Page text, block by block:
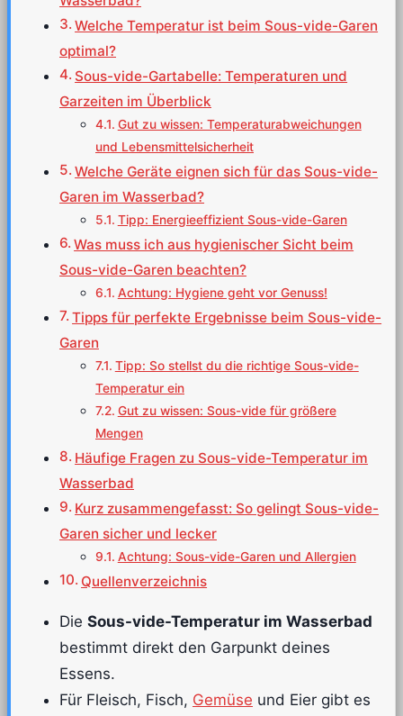
Welche Temperatur ist beim Sous-vide-Garen
optimal?
Sous-vide-Gartabelle: Temperaturen und
Garzeiten im Überblick
Gut zu wissen: Temperaturabweichungen
und Lebensmittelsicherheit
Welche Geräte eignen sich für das Sous-vide-
Garen im Wasserbad?
Tipp: Energieeffizient Sous-vide-Garen
Was muss ich aus hygienischer Sicht beim
Sous-vide-Garen beachten?
Achtung: Hygiene geht vor Genuss!
Tipps für perfekte Ergebnisse beim Sous-vide-
Garen
Tipp: So stellst du die richtige Sous-vide-
Temperatur ein
Gut zu wissen: Sous-vide für größere
Mengen
Häufige Fragen zu Sous-vide-Temperatur im
Wasserbad
Kurz zusammengefasst: So gelingt Sous-vide-
Garen sicher und lecker
Achtung: Sous-vide-Garen und Allergien
Quellenverzeichnis
Die Sous-vide-Temperatur im Wasserbad
bestimmt direkt den Garpunkt deines
Essens.
Für Fleisch, Fisch, Gemüse und Eier gibt es